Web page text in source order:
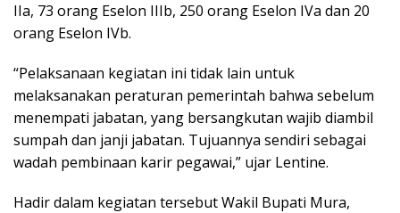
IIa, 73 orang Eselon IIIb, 250 orang Eselon IVa dan 20
orang Eselon IVb.
“Pelaksanaan kegiatan ini tidak lain untuk
melaksanakan peraturan pemerintah bahwa sebelum
menempati jabatan, yang bersangkutan wajib diambil
sumpah dan janji jabatan. Tujuannya sendiri sebagai
wadah pembinaan karir pegawai,” ujar Lentine.
Hadir dalam kegiatan tersebut Wakil Bupati Mura,